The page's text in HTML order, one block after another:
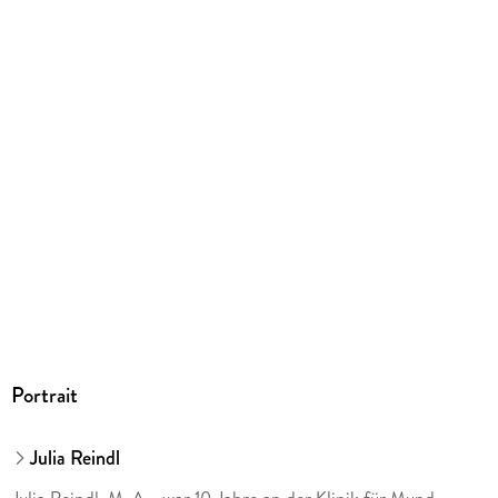
Portrait
Julia Reindl